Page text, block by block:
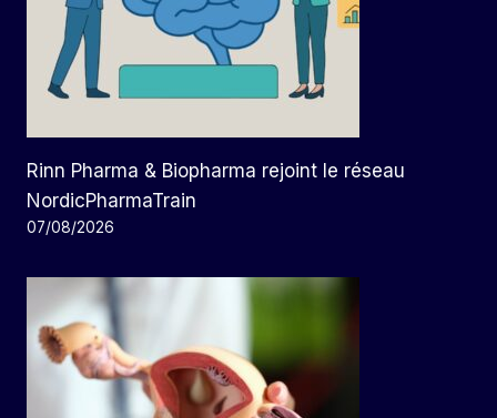
Rinn Pharma & Biopharma rejoint le réseau
NordicPharmaTrain
07/08/2026